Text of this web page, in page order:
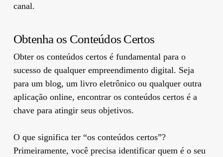
canal.
Obtenha os Conteúdos Certos
Obter os conteúdos certos é fundamental para o
sucesso de qualquer empreendimento digital. Seja
para um blog, um livro eletrônico ou qualquer outra
aplicação online, encontrar os conteúdos certos é a
chave para atingir seus objetivos.
O que significa ter “os conteúdos certos”?
Primeiramente, você precisa identificar quem é o seu